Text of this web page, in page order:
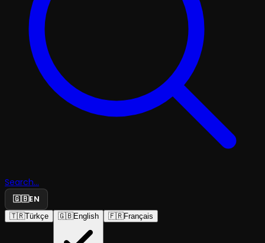
Search...
🇬🇧EN
🇹🇷Türkçe 🇬🇧English 🇫🇷Français